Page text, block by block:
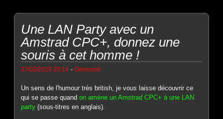
Une LAN Party avec un
Amstrad CPC+, donnez une
souris à cet homme !
27/02/2019 20:14 -Genesis8
Un sens de l'humour très british, je vous laisse découvrir ce
qui se passe quandon amène un Amstrad CPC+ à une LAN
party (sous-titres en anglais).